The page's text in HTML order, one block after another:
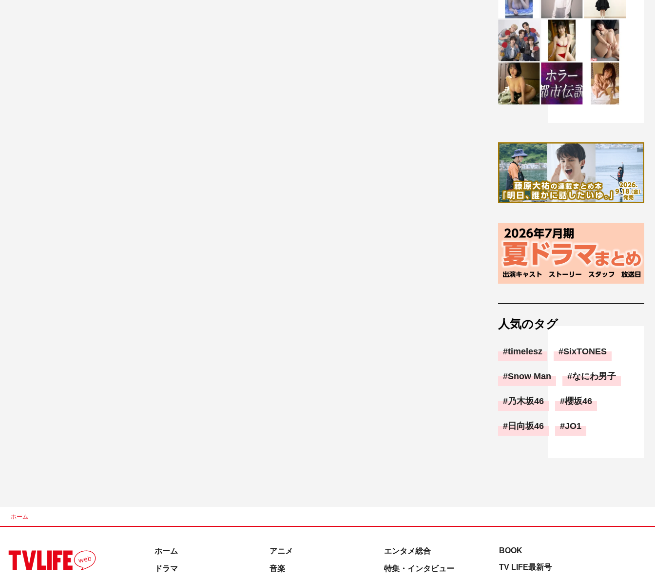
人気のタグ
timelesz SixTONES
Snow Man なにわ男子
乃木坂46 櫻坂46
日向坂46 JO1
ホーム
ホーム
ドラマ
アニメ
音楽
エンタメ総合
特集・インタビュー
BOOK
TV LIFE最新号